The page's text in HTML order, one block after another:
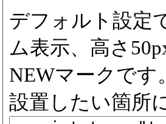
デフォルト設定
ム表示、高さ
NEWマークです。
設置したい箇所